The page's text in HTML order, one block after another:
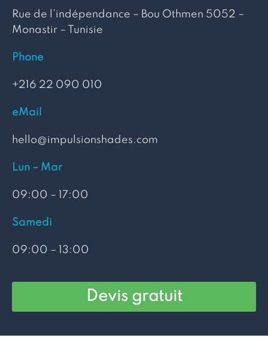
Rue de l’indépendance – Bou Othmen 5052 –
Monastir – Tunisie
Phone
+216 22 090 010
eMail
hello@impulsionshades.com
Lun – Mar
09:00 – 17:00
Samedi
09:00 – 13:00
Devis gratuit